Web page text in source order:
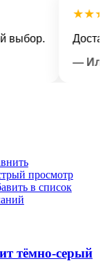
— Илья
просмотр
в список
тёмно-серый